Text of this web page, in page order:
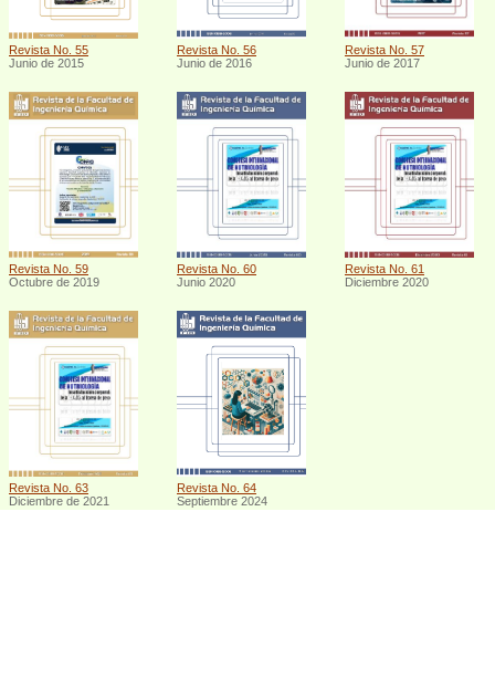
Revista No. 55
Junio de 2015
Revista No. 56
Junio de 2016
Revista No. 57
Junio de 2017
Revista No. 59
Octubre de 2019
Revista No. 60
Junio 2020
Revista No. 61
Diciembre 2020
Revista No. 63
Diciembre de 2021
Revista No. 64
Septiembre 2024